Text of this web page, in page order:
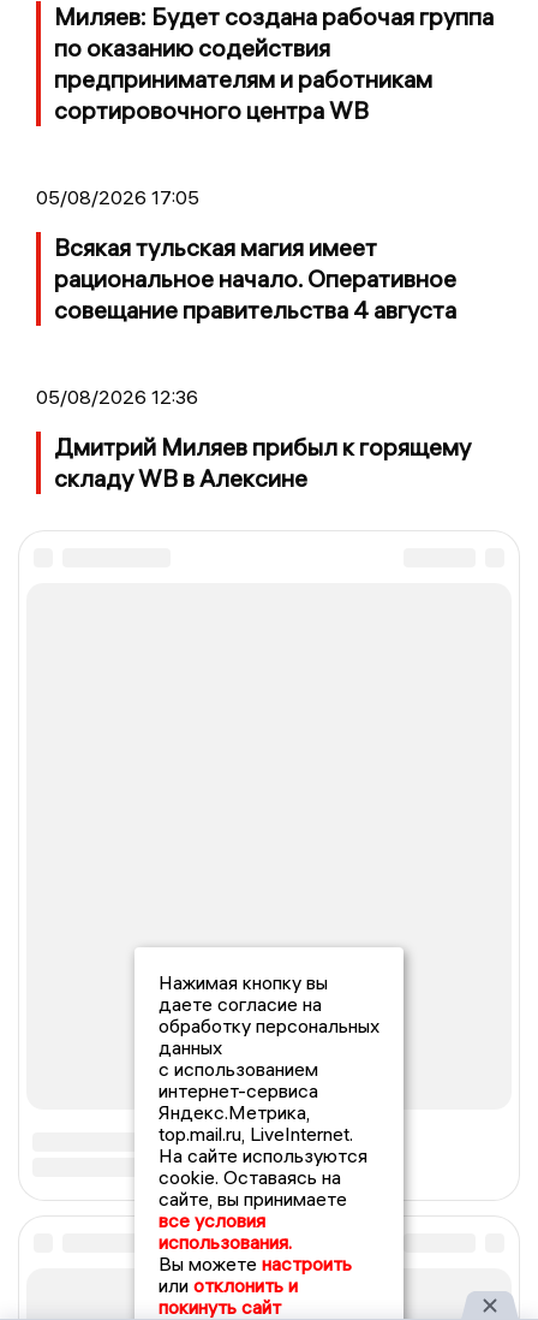
Миляев: Будет создана рабочая группа
по оказанию содействия
предпринимателям и работникам
сортировочного центра WB
05/08/2026 17:05
Всякая тульская магия имеет
рациональное начало. Оперативное
совещание правительства 4 августа
05/08/2026 12:36
Дмитрий Миляев прибыл к горящему
складу WB в Алексине
Нажимая кнопку вы
даете согласие на
обработку персональных
данных
с использованием
интернет-сервиса
Яндекс.Метрика,
top.mail.ru, LiveInternet.
На сайте используются
cookie. Оставаясь на
сайте, вы принимаете
все условия
использования.
Вы можете настроить
или отклонить и
покинуть сайт